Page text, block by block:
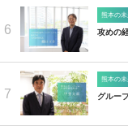
6
熊本の
攻めの
7
熊本の
グルー